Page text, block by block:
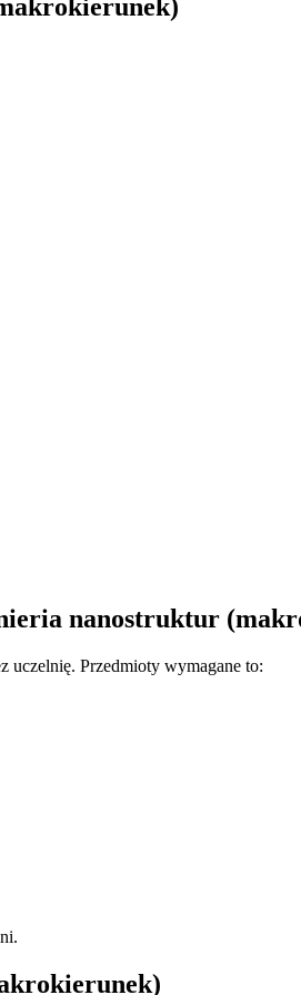
nanostruktur
uczelnię. Przedmioty wymagane to: